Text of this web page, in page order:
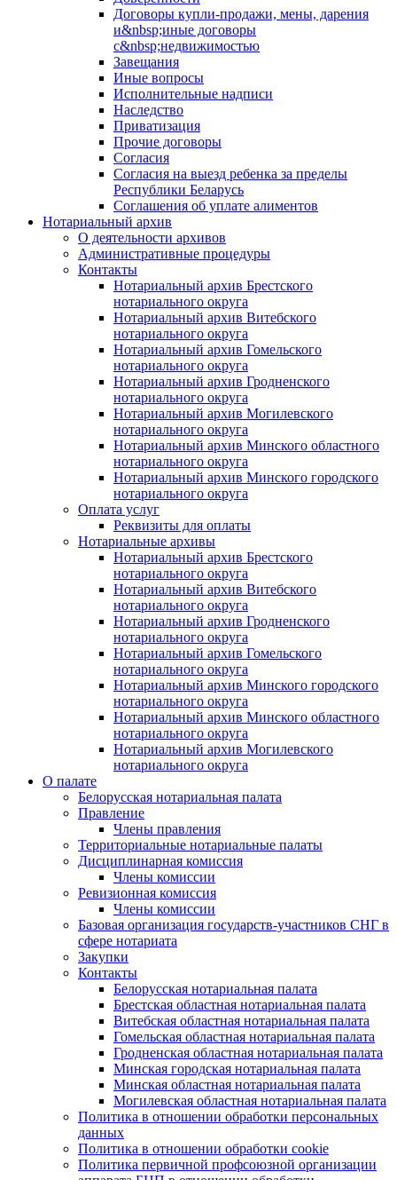
Договоры купли-продажи, мены, дарения
и&nbsp;иные договоры
с&nbsp;недвижимостью
Завещания
Иные вопросы
Исполнительные надписи
Наследство
Приватизация
Прочие договоры
Согласия
Согласия на выезд ребенка за пределы
Республики Беларусь
Соглашения об уплате алиментов
Нотариальный архив
О деятельности архивов
Административные процедуры
Контакты
Нотариальный архив Брестского
нотариального округа
Нотариальный архив Витебского
нотариального округа
Нотариальный архив Гомельского
нотариального округа
Нотариальный архив Гродненского
нотариального округа
Нотариальный архив Могилевского
нотариального округа
Нотариальный архив Минского областного
нотариального округа
Нотариальный архив Минского городского
нотариального округа
Оплата услуг
Реквизиты для оплаты
Нотариальные архивы
Нотариальный архив Брестского
нотариального округа
Нотариальный архив Витебского
нотариального округа
Нотариальный архив Гродненского
нотариального округа
Нотариальный архив Гомельского
нотариального округа
Нотариальный архив Минского городского
нотариального округа
Нотариальный архив Минского областного
нотариального округа
Нотариальный архив Могилевского
нотариального округа
О палате
Белорусская нотариальная палата
Правление
Члены правления
Территориальные нотариальные палаты
Дисциплинарная комиссия
Члены комиссии
Ревизионная комиссия
Члены комиссии
Базовая организация государств-участников СНГ в
сфере нотариата
Закупки
Контакты
Белорусская нотариальная палата
Брестская областная нотариальная палата
Витебская областная нотариальная палата
Гомельская областная нотариальная палата
Гродненская областная нотариальная палата
Минская городская нотариальная палата
Минская областная нотариальная палата
Могилевская областная нотариальная палата
Политика в отношении обработки персональных
данных
Политика в отношении обработки cookie
Политика первичной профсоюзной организации